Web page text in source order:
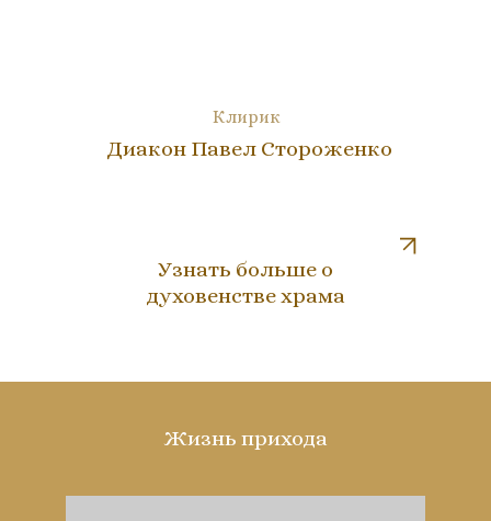
Клирик
Диакон Павел Стороженко
Узнать больше о
духовенстве храма
Жизнь прихода